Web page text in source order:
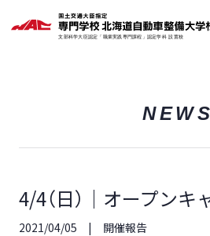
NEWS
4/4（日）｜オープンキ
2021/04/05 開催報告